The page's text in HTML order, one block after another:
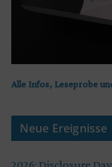
Alle Infos, Leseprobe
Neue Ereignisse